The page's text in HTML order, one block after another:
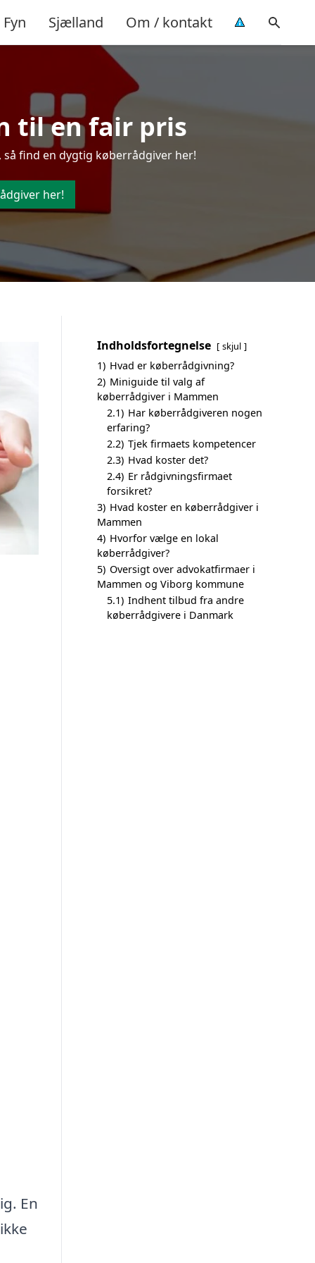
Fyn Sjælland Om / kontakt
til en fair pris
find en dygtig køberrådgiver her!
her!
En
Indholdsfortegnelse skjul
1) Hvad er køberrådgivning?
2) Miniguide til valg af
køberrådgiver i Mammen
2.1) Har køberrådgiveren nogen
erfaring?
2.2) Tjek firmaets kompetencer
2.3) Hvad koster det?
2.4) Er rådgivningsfirmaet
forsikret?
3) Hvad koster en køberrådgiver i
Mammen
4) Hvorfor vælge en lokal
køberrådgiver?
5) Oversigt over advokatfirmaer i
Mammen og Viborg kommune
5.1) Indhent tilbud fra andre
køberrådgivere i Danmark